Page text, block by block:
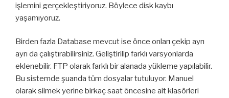
işlemini gerçekleştiriyoruz. Böylece disk kaybı
yaşamıyoruz.
Birden fazla Database mevcut ise önce onları çekip ayrı
ayrı da çalıştırabilirsiniz. Geliştirilip farklı varsyonlarda
eklenebilir. FTP olarak farklı bir alanada yükleme yapılabilir.
Bu sistemde şuanda tüm dosyalar tutuluyor. Manuel
olarak silmek yerine birkaç saat öncesine ait klasörleri